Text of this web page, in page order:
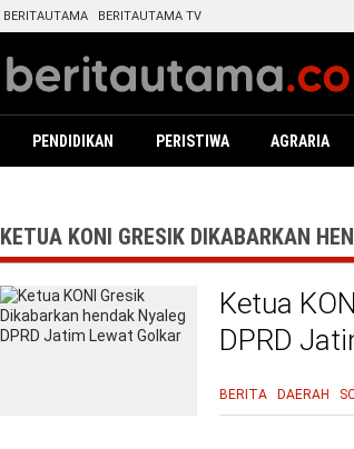
BERITAUTAMA BERITAUTAMA TV
PENDIDIKAN PERISTIWA AGRARIA
KETUA KONI GRESIK DIKABARKAN
Ketua
DPRD
BERITA DAERAH